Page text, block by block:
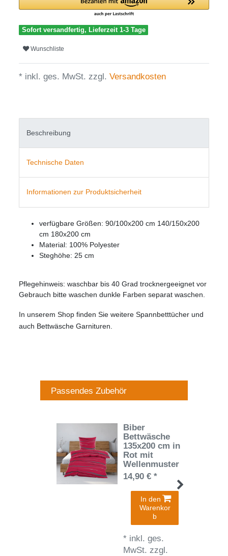
Sofort versandfertig, Lieferzeit 1-3 Tage
Wunschliste
* inkl. ges. MwSt. zzgl. Versandkosten
Beschreibung
Technische Daten
Informationen zur Produktsicherheit
verfügbare Größen: 90/100x200 cm 140/150x200
cm 180x200 cm
Material: 100% Polyester
Steghöhe: 25 cm
Pflegehinweis: waschbar bis 40 Grad trocknergeeignet vor
Gebrauch bitte waschen dunkle Farben separat waschen.
In unserem Shop finden Sie weitere Spannbetttücher und
auch Bettwäsche Garnituren.
Passendes Zubehör
Biber
Bettwäsche
135x200 cm in
Rot mit
Wellenmuster
14,90 € *
In den
Warenkor
b
* inkl. ges.
MwSt. zzgl.